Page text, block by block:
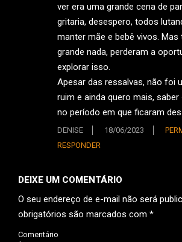
ver era uma grande cena de
gritaria, desespero, todos
manter mãe e bebê vivos. Mas
grande nada, perderam a
explorar isso.
Apesar das ressalvas, não foi
ruim e ainda quero mais,
no período em que ficaram
DENISE 18/06/2023
RESPONDER
DEIXE UM COMENTÁRIO
O seu endereço de e-mail não será
obrigatórios são marcados com *
Comentário